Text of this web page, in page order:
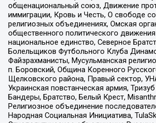
общенациональный союз, Движение
иммиграции, Кровь и Честь, О свободе
религиозных объединениях, Омская
общественного политического
национальное единство, Северное
Болельщиков Футбольного Клуба
Файзрахманисты, Мусульманская
п. Боровский, Община Коренного
Щелковского района, Правый сектор,
Украинская повстанческая армия,
Бандеры, Братство, Белый Крест,
Религиозное объединение
Народная Социальная Инициатива,